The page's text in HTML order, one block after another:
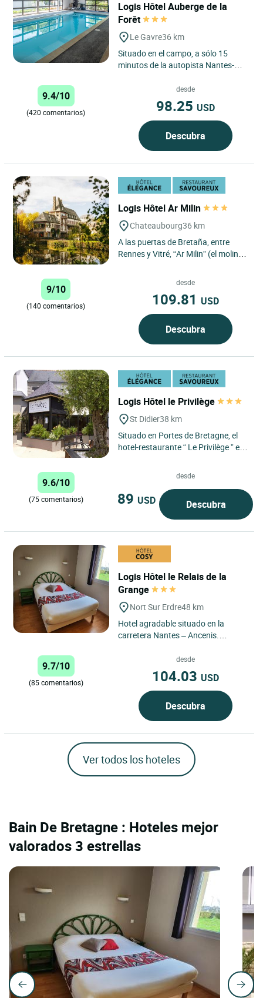
Logis Hôtel Auberge de la
Forêt
Le Gavre36 km
Situado en el campo, a sólo 15
minutos de la autopista Nantes-
la Forêt en Le Gavre ofrece...
9.4/10
(420 comentarios)
desde
98.25 USD
Descubra
Logis Hôtel Ar Milin
Chateaubourg36 km
A las puertas de Bretaña, entre
Rennes y Vitré, “Ar Milin” (el molino
9/10
(140 comentarios)
desde
109.81 USD
Descubra
Logis Hôtel le Privilège
St Didier38 km
Situado en Portes de Bretagne, el
hotel-restaurante “ Le Privilège ” es
9.6/10
(75 comentarios)
desde
89 USD Descubra
Logis Hôtel le Relais de la
Grange
Nort Sur Erdre48 km
Hotel agradable situado en la
carretera Nantes – Ancenis.
duchas hidromasajes, ADSL y...
9.7/10
(85 comentarios)
desde
104.03 USD
Descubra
Ver todos los hoteles
Bain De Bretagne : Hoteles mejor
valorados 3 estrellas